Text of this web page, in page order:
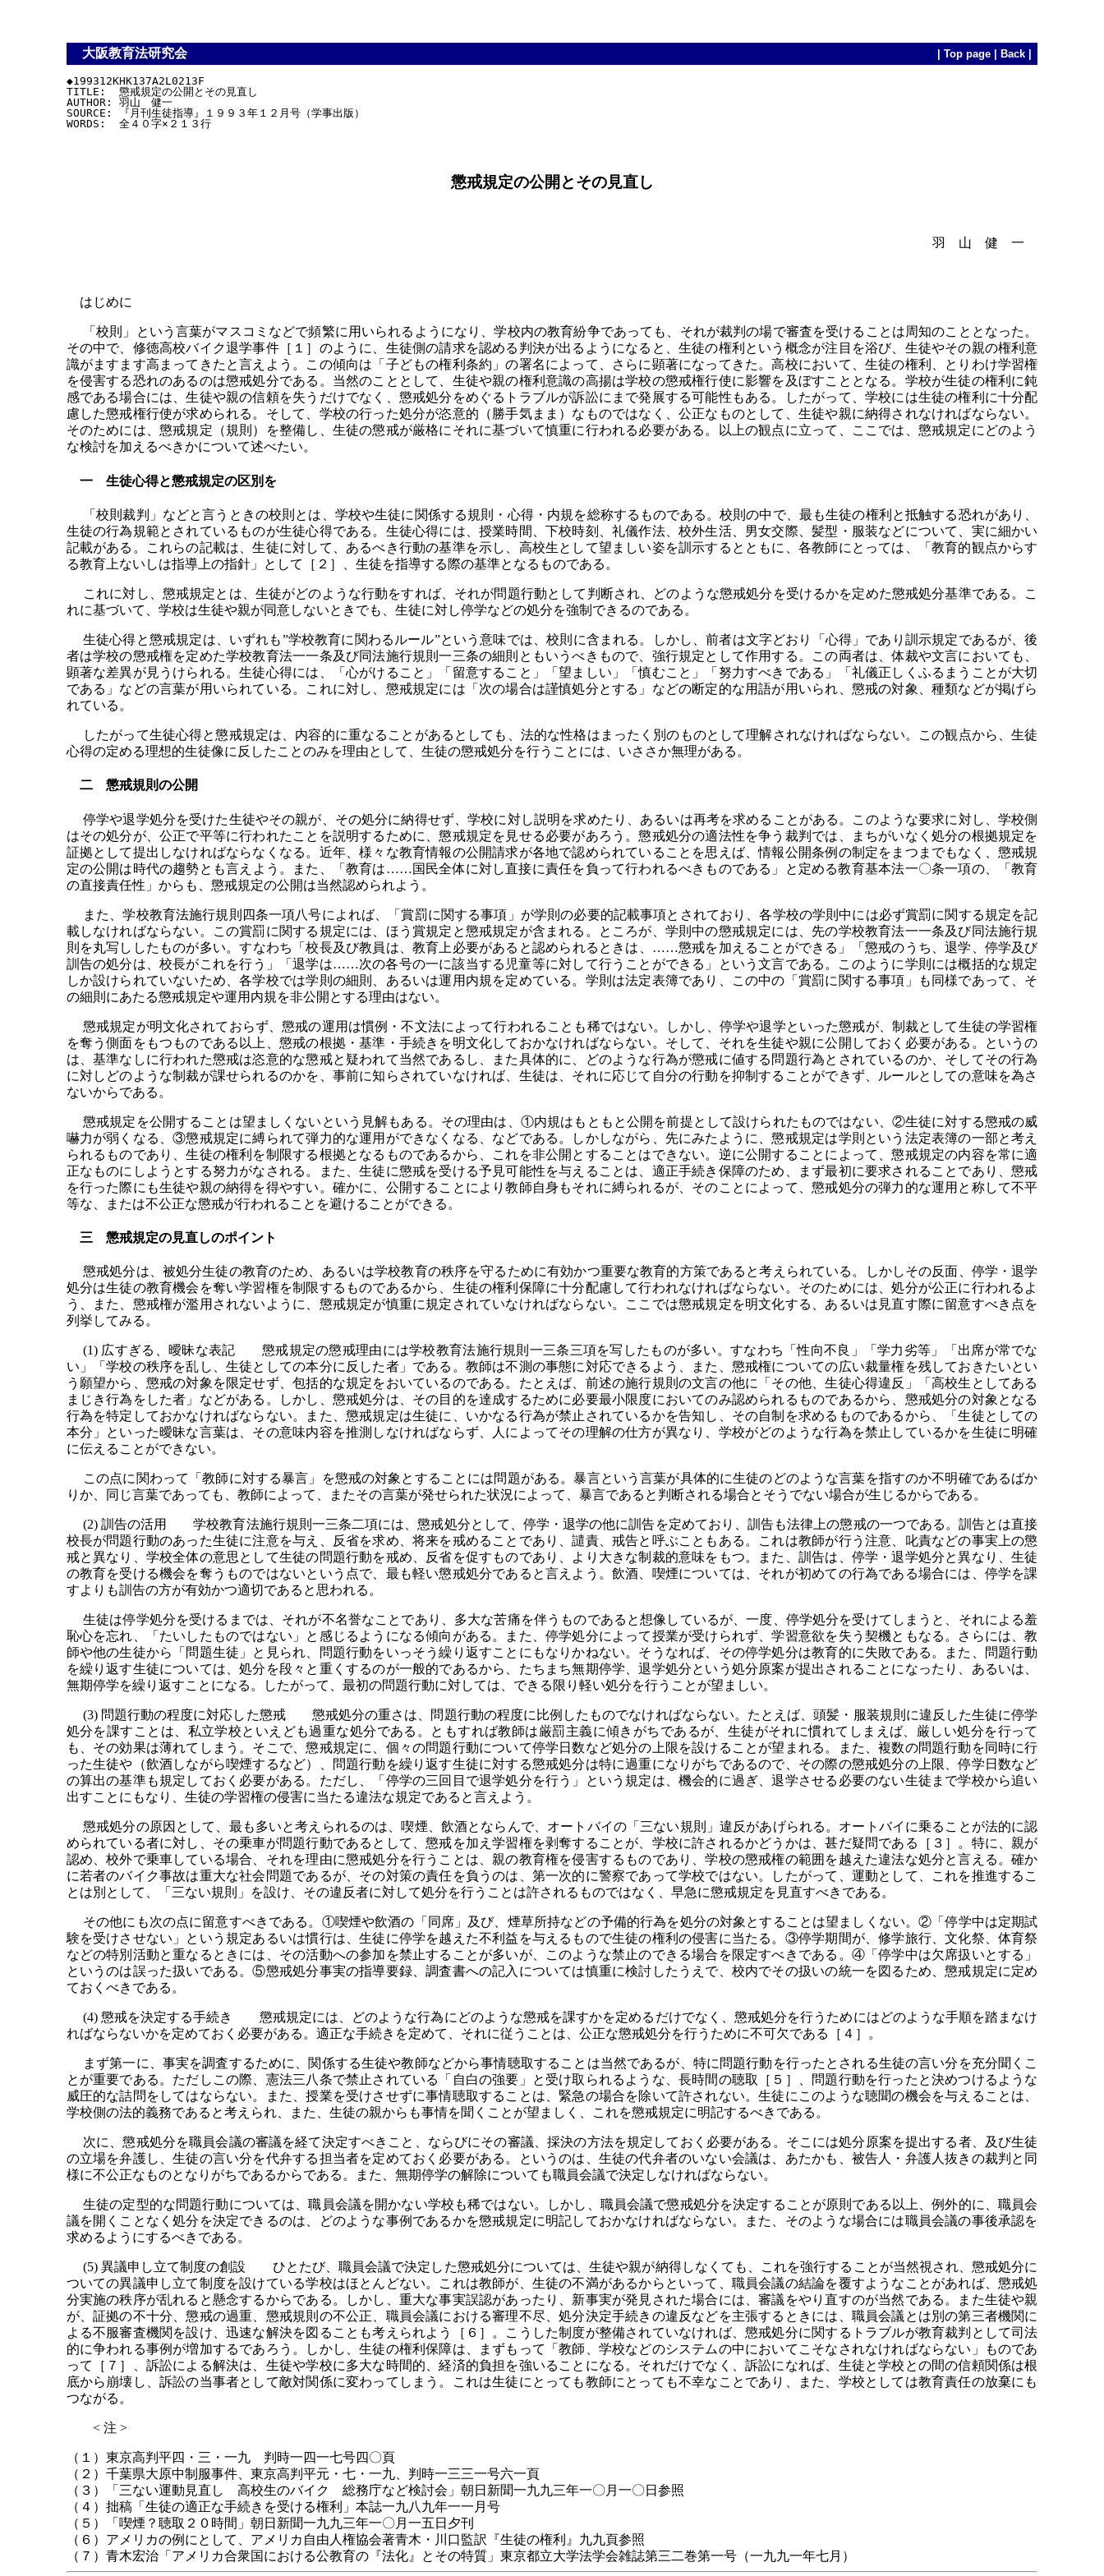
大阪教育法研究会 Top page| Back|
◆199312KHK137A2L0213F
TITLE:  懲戒規定の公開とその見直し
AUTHOR: 羽山　健一
SOURCE: 『月刊生徒指導』１９９３年１２月号（学事出版）
WORDS:  全４０字×２１３行
懲戒規定の公開とその見直し
羽 山 健 一
はじめに
「校則」という言葉がマスコミなどで頻繁に用いられるようになり、学校内の教育紛争であっても、それが裁判の場で審査を受けることは周知のこととなった。
その中で、修徳高校バイク退学事件［１］のように、生徒側の請求を認める判決が出るようになると、生徒の権利という概念が注目を浴び、生徒やその親の権利意
識がますます高まってきたと言えよう。この傾向は「子どもの権利条約」の署名によって、さらに顕著になってきた。高校において、生徒の権利、とりわけ学習権
を侵害する恐れのあるのは懲戒処分である。当然のこととして、生徒や親の権利意識の高揚は学校の懲戒権行使に影響を及ぼすこととなる。学校が生徒の権利に鈍
感である場合には、生徒や親の信頼を失うだけでなく、懲戒処分をめぐるトラブルが訴訟にまで発展する可能性もある。したがって、学校には生徒の権利に十分配
慮した懲戒権行使が求められる。そして、学校の行った処分が恣意的（勝手気まま）なものではなく、公正なものとして、生徒や親に納得されなければならない。
そのためには、懲戒規定（規則）を整備し、生徒の懲戒が厳格にそれに基づいて慎重に行われる必要がある。以上の観点に立って、ここでは、懲戒規定にどのよう
な検討を加えるべきかについて述べたい。
一 生徒心得と懲戒規定の区別を
「校則裁判」などと言うときの校則とは、学校や生徒に関係する規則・心得・内規を総称するものである。校則の中で、最も生徒の権利と抵触する恐れがあり、
生徒の行為規範とされているものが生徒心得である。生徒心得には、授業時間、下校時刻、礼儀作法、校外生活、男女交際、髪型・服装などについて、実に細かい
記載がある。これらの記載は、生徒に対して、あるべき行動の基準を示し、高校生として望ましい姿を訓示するとともに、各教師にとっては、「教育的観点からす
る教育上ないしは指導上の指針」として［２］、生徒を指導する際の基準となるものである。
これに対し、懲戒規定とは、生徒がどのような行動をすれば、それが問題行動として判断され、どのような懲戒処分を受けるかを定めた懲戒処分基準である。こ
れに基づいて、学校は生徒や親が同意しないときでも、生徒に対し停学などの処分を強制できるのである。
生徒心得と懲戒規定は、いずれも”学校教育に関わるルール”という意味では、校則に含まれる。しかし、前者は文字どおり「心得」であり訓示規定であるが、後
者は学校の懲戒権を定めた学校教育法一一条及び同法施行規則一三条の細則ともいうべきもので、強行規定として作用する。この両者は、体裁や文言においても、
顕著な差異が見うけられる。生徒心得には、「心がけること」「留意すること」「望ましい」「慎むこと」「努力すべきである」「礼儀正しくふるまうことが大切
である」などの言葉が用いられている。これに対し、懲戒規定には「次の場合は謹慎処分とする」などの断定的な用語が用いられ、懲戒の対象、種類などが掲げら
れている。
したがって生徒心得と懲戒規定は、内容的に重なることがあるとしても、法的な性格はまったく別のものとして理解されなければならない。この観点から、生徒
心得の定める理想的生徒像に反したことのみを理由として、生徒の懲戒処分を行うことには、いささか無理がある。
二 懲戒規則の公開
停学や退学処分を受けた生徒やその親が、その処分に納得せず、学校に対し説明を求めたり、あるいは再考を求めることがある。このような要求に対し、学校側
はその処分が、公正で平等に行われたことを説明するために、懲戒規定を見せる必要があろう。懲戒処分の適法性を争う裁判では、まちがいなく処分の根拠規定を
証拠として提出しなければならなくなる。近年、様々な教育情報の公開請求が各地で認められていることを思えば、情報公開条例の制定をまつまでもなく、懲戒規
定の公開は時代の趨勢とも言えよう。また、「教育は……国民全体に対し直接に責任を負って行われるべきものである」と定める教育基本法一〇条一項の、「教育
の直接責任性」からも、懲戒規定の公開は当然認められよう。
また、学校教育法施行規則四条一項八号によれば、「賞罰に関する事項」が学則の必要的記載事項とされており、各学校の学則中には必ず賞罰に関する規定を記
載しなければならない。この賞罰に関する規定には、ほう賞規定と懲戒規定が含まれる。ところが、学則中の懲戒規定には、先の学校教育法一一条及び同法施行規
則を丸写ししたものが多い。すなわち「校長及び教員は、教育上必要があると認められるときは、……懲戒を加えることができる」「懲戒のうち、退学、停学及び
訓告の処分は、校長がこれを行う」「退学は……次の各号の一に該当する児童等に対して行うことができる」という文言である。このように学則には概括的な規定
しか設けられていないため、各学校では学則の細則、あるいは運用内規を定めている。学則は法定表簿であり、この中の「賞罰に関する事項」も同様であって、そ
の細則にあたる懲戒規定や運用内規を非公開とする理由はない。
懲戒規定が明文化されておらず、懲戒の運用は慣例・不文法によって行われることも稀ではない。しかし、停学や退学といった懲戒が、制裁として生徒の学習権
を奪う側面をもつものである以上、懲戒の根拠・基準・手続きを明文化しておかなければならない。そして、それを生徒や親に公開しておく必要がある。というの
は、基準なしに行われた懲戒は恣意的な懲戒と疑われて当然であるし、また具体的に、どのような行為が懲戒に値する問題行為とされているのか、そしてその行為
に対しどのような制裁が課せられるのかを、事前に知らされていなければ、生徒は、それに応じて自分の行動を抑制することができず、ルールとしての意味を為さ
ないからである。
懲戒規定を公開することは望ましくないという見解もある。その理由は、①内規はもともと公開を前提として設けられたものではない、②生徒に対する懲戒の威
嚇力が弱くなる、③懲戒規定に縛られて弾力的な運用ができなくなる、などである。しかしながら、先にみたように、懲戒規定は学則という法定表簿の一部と考え
られるものであり、生徒の権利を制限する根拠となるものであるから、これを非公開とすることはできない。逆に公開することによって、懲戒規定の内容を常に適
正なものにしようとする努力がなされる。また、生徒に懲戒を受ける予見可能性を与えることは、適正手続き保障のため、まず最初に要求されることであり、懲戒
を行った際にも生徒や親の納得を得やすい。確かに、公開することにより教師自身もそれに縛られるが、そのことによって、懲戒処分の弾力的な運用と称して不平
等な、または不公正な懲戒が行われることを避けることができる。
三 懲戒規定の見直しのポイント
懲戒処分は、被処分生徒の教育のため、あるいは学校教育の秩序を守るために有効かつ重要な教育的方策であると考えられている。しかしその反面、停学・退学
処分は生徒の教育機会を奪い学習権を制限するものであるから、生徒の権利保障に十分配慮して行われなければならない。そのためには、処分が公正に行われるよ
う、また、懲戒権が濫用されないように、懲戒規定が慎重に規定されていなければならない。ここでは懲戒規定を明文化する、あるいは見直す際に留意すべき点を
列挙してみる。
(1) 広すぎる、曖昧な表記 懲戒規定の懲戒理由には学校教育法施行規則一三条三項を写したものが多い。すなわち「性向不良」「学力劣等」「出席が常でな
い」「学校の秩序を乱し、生徒としての本分に反した者」である。教師は不測の事態に対応できるよう、また、懲戒権についての広い裁量権を残しておきたいとい
う願望から、懲戒の対象を限定せず、包括的な規定をおいているのである。たとえば、前述の施行規則の文言の他に「その他、生徒心得違反」「高校生としてある
まじき行為をした者」などがある。しかし、懲戒処分は、その目的を達成するために必要最小限度においてのみ認められるものであるから、懲戒処分の対象となる
行為を特定しておかなければならない。また、懲戒規定は生徒に、いかなる行為が禁止されているかを告知し、その自制を求めるものであるから、「生徒としての
本分」といった曖昧な言葉は、その意味内容を推測しなければならず、人によってその理解の仕方が異なり、学校がどのような行為を禁止しているかを生徒に明確
に伝えることができない。
この点に関わって「教師に対する暴言」を懲戒の対象とすることには問題がある。暴言という言葉が具体的に生徒のどのような言葉を指すのか不明確であるばか
りか、同じ言葉であっても、教師によって、またその言葉が発せられた状況によって、暴言であると判断される場合とそうでない場合が生じるからである。
(2) 訓告の活用 学校教育法施行規則一三条二項には、懲戒処分として、停学・退学の他に訓告を定めており、訓告も法律上の懲戒の一つである。訓告とは直接
校長が問題行動のあった生徒に注意を与え、反省を求め、将来を戒めることであり、譴責、戒告と呼ぶこともある。これは教師が行う注意、叱責などの事実上の懲
戒と異なり、学校全体の意思として生徒の問題行動を戒め、反省を促すものであり、より大きな制裁的意味をもつ。また、訓告は、停学・退学処分と異なり、生徒
の教育を受ける機会を奪うものではないという点で、最も軽い懲戒処分であると言えよう。飲酒、喫煙については、それが初めての行為である場合には、停学を課
すよりも訓告の方が有効かつ適切であると思われる。
生徒は停学処分を受けるまでは、それが不名誉なことであり、多大な苦痛を伴うものであると想像しているが、一度、停学処分を受けてしまうと、それによる羞
恥心を忘れ、「たいしたものではない」と感じるようになる傾向がある。また、停学処分によって授業が受けられず、学習意欲を失う契機ともなる。さらには、教
師や他の生徒から「問題生徒」と見られ、問題行動をいっそう繰り返すことにもなりかねない。そうなれば、その停学処分は教育的に失敗である。また、問題行動
を繰り返す生徒については、処分を段々と重くするのが一般的であるから、たちまち無期停学、退学処分という処分原案が提出されることになったり、あるいは、
無期停学を繰り返すことになる。したがって、最初の問題行動に対しては、できる限り軽い処分を行うことが望ましい。
(3) 問題行動の程度に対応した懲戒 懲戒処分の重さは、問題行動の程度に比例したものでなければならない。たとえば、頭髪・服装規則に違反した生徒に停学
処分を課すことは、私立学校といえども過重な処分である。ともすれば教師は厳罰主義に傾きがちであるが、生徒がそれに慣れてしまえば、厳しい処分を行って
も、その効果は薄れてしまう。そこで、懲戒規定に、個々の問題行動について停学日数など処分の上限を設けることが望まれる。また、複数の問題行動を同時に行
った生徒や（飲酒しながら喫煙するなど）、問題行動を繰り返す生徒に対する懲戒処分は特に過重になりがちであるので、その際の懲戒処分の上限、停学日数など
の算出の基準も規定しておく必要がある。ただし、「停学の三回目で退学処分を行う」という規定は、機会的に過ぎ、退学させる必要のない生徒まで学校から追い
出すことにもなり、生徒の学習権の侵害に当たる違法な規定であると言えよう。
懲戒処分の原因として、最も多いと考えられるのは、喫煙、飲酒とならんで、オートバイの「三ない規則」違反があげられる。オートバイに乗ることが法的に認
められている者に対し、その乗車が問題行動であるとして、懲戒を加え学習権を剥奪することが、学校に許されるかどうかは、甚だ疑問である［３］。特に、親が
認め、校外で乗車している場合、それを理由に懲戒処分を行うことは、親の教育権を侵害するものであり、学校の懲戒権の範囲を越えた違法な処分と言える。確か
に若者のバイク事故は重大な社会問題であるが、その対策の責任を負うのは、第一次的に警察であって学校ではない。したがって、運動として、これを推進するこ
とは別として、「三ない規則」を設け、その違反者に対して処分を行うことは許されるものではなく、早急に懲戒規定を見直すべきである。
その他にも次の点に留意すべきである。①喫煙や飲酒の「同席」及び、煙草所持などの予備的行為を処分の対象とすることは望ましくない。②「停学中は定期試
験を受けさせない」という規定あるいは慣行は、生徒に停学を越えた不利益を与えるもので生徒の権利の侵害に当たる。③停学期間が、修学旅行、文化祭、体育祭
などの特別活動と重なるときには、その活動への参加を禁止することが多いが、このような禁止のできる場合を限定すべきである。④「停学中は欠席扱いとする」
というのは誤った扱いである。⑤懲戒処分事実の指導要録、調査書への記入については慎重に検討したうえで、校内でその扱いの統一を図るため、懲戒規定に定め
ておくべきである。
(4) 懲戒を決定する手続き 懲戒規定には、どのような行為にどのような懲戒を課すかを定めるだけでなく、懲戒処分を行うためにはどのような手順を踏まなけ
ればならないかを定めておく必要がある。適正な手続きを定めて、それに従うことは、公正な懲戒処分を行うために不可欠である［４］。
まず第一に、事実を調査するために、関係する生徒や教師などから事情聴取することは当然であるが、特に問題行動を行ったとされる生徒の言い分を充分聞くこ
とが重要である。ただしこの際、憲法三八条で禁止されている「自白の強要」と受け取られるような、長時間の聴取［５］、問題行動を行ったと決めつけるような
威圧的な詰問をしてはならない。また、授業を受けさせずに事情聴取することは、緊急の場合を除いて許されない。生徒にこのような聴聞の機会を与えることは、
学校側の法的義務であると考えられ、また、生徒の親からも事情を聞くことが望ましく、これを懲戒規定に明記するべきである。
次に、懲戒処分を職員会議の審議を経て決定すべきこと、ならびにその審議、採決の方法を規定しておく必要がある。そこには処分原案を提出する者、及び生徒
の立場を弁護し、生徒の言い分を代弁する担当者を定めておく必要がある。というのは、生徒の代弁者のいない会議は、あたかも、被告人・弁護人抜きの裁判と同
様に不公正なものとなりがちであるからである。また、無期停学の解除についても職員会議で決定しなければならない。
生徒の定型的な問題行動については、職員会議を開かない学校も稀ではない。しかし、職員会議で懲戒処分を決定することが原則である以上、例外的に、職員会
議を開くことなく処分を決定できるのは、どのような事例であるかを懲戒規定に明記しておかなければならない。また、そのような場合には職員会議の事後承認を
求めるようにするべきである。
(5) 異議申し立て制度の創設 ひとたび、職員会議で決定した懲戒処分については、生徒や親が納得しなくても、これを強行することが当然視され、懲戒処分に
ついての異議申し立て制度を設けている学校はほとんどない。これは教師が、生徒の不満があるからといって、職員会議の結論を覆すようなことがあれば、懲戒処
分実施の秩序が乱れると懸念するからである。しかし、重大な事実誤認があったり、新事実が発見された場合には、審議をやり直すのが当然である。また生徒や親
が、証拠の不十分、懲戒の過重、懲戒規則の不公正、職員会議における審理不尽、処分決定手続きの違反などを主張するときには、職員会議とは別の第三者機関に
よる不服審査機関を設け、迅速な解決を図ることも考えられよう［６］。こうした制度が整備されていなければ、懲戒処分に関するトラブルが教育裁判として司法
的に争われる事例が増加するであろう。しかし、生徒の権利保障は、まずもって「教師、学校などのシステムの中においてこそなされなければならない」ものであ
って［７］、訴訟による解決は、生徒や学校に多大な時間的、経済的負担を強いることになる。それだけでなく、訴訟になれば、生徒と学校との間の信頼関係は根
底から崩壊し、訴訟の当事者として敵対関係に変わってしまう。これは生徒にとっても教師にとっても不幸なことであり、また、学校としては教育責任の放棄にも
つながる。
< 注 >
（１）東京高判平四・三・一九 判時一四一七号四〇頁
（２）千葉県大原中制服事件、東京高判平元・七・一九、判時一三三一号六一頁
（３）「三ない運動見直し 高校生のバイク 総務庁など検討会」朝日新聞一九九三年一〇月一〇日参照
（４）拙稿「生徒の適正な手続きを受ける権利」本誌一九八九年一一月号
（５）「喫煙？聴取２０時間」朝日新聞一九九三年一〇月一五日夕刊
（６）アメリカの例にとして、アメリカ自由人権協会著青木・川口監訳『生徒の権利』九九頁参照
（７）青木宏治「アメリカ合衆国における公教育の『法化』とその特質」東京都立大学法学会雑誌第三二巻第一号（一九九一年七月）